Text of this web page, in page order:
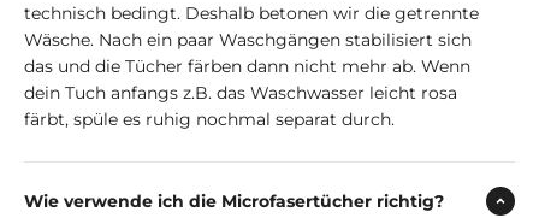
technisch bedingt. Deshalb betonen wir die getrennte
Wäsche. Nach ein paar Waschgängen stabilisiert sich
das und die Tücher färben dann nicht mehr ab. Wenn
dein Tuch anfangs z.B. das Waschwasser leicht rosa
färbt, spüle es ruhig nochmal separat durch.
Wie verwende ich die Microfasertücher richtig?